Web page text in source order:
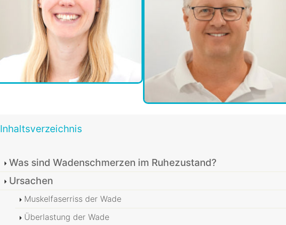
Inhaltsverzeichnis
Was sind Wadenschmerzen im Ruhezustand?
Ursachen
Muskelfaserriss der Wade
Überlastung der Wade